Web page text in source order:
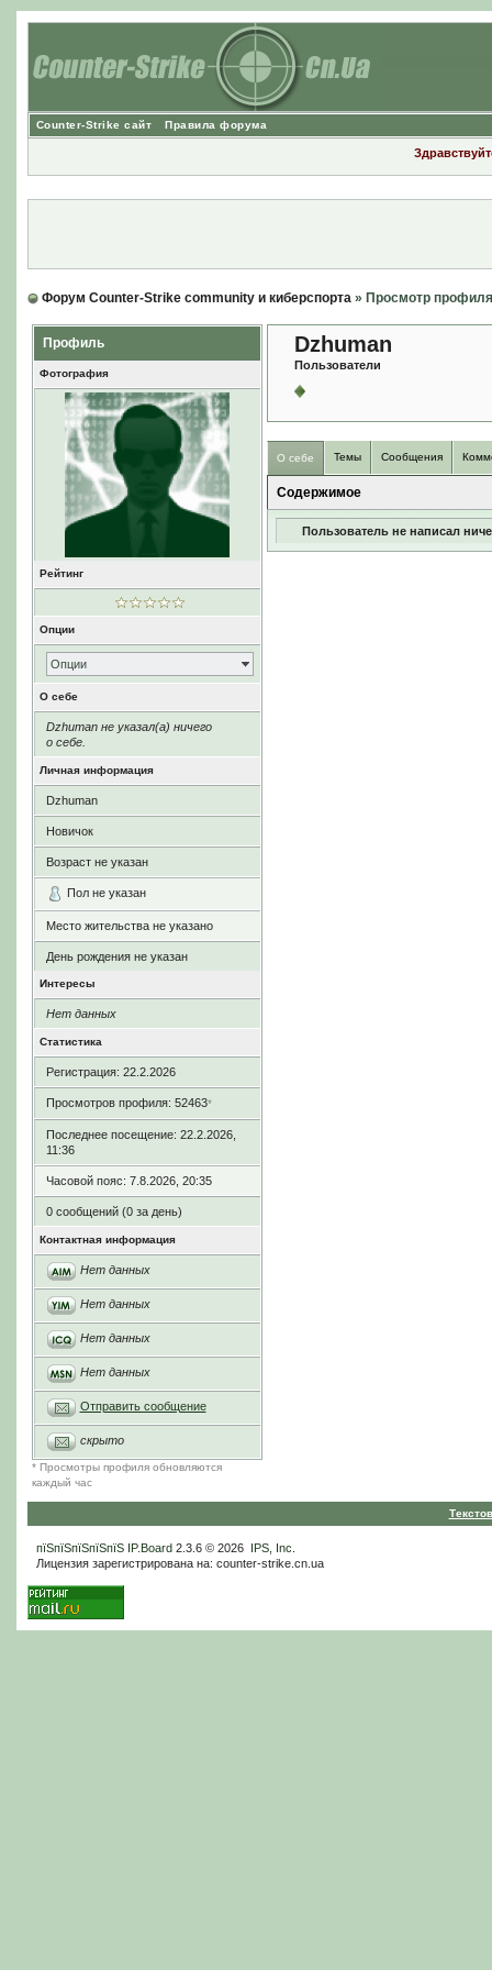
Counter-Strike сайт Правила форума
Форум Counter-Strike community и киберспорта» Просмотр профиля
Профиль
Фотография
Рейтинг
Опции
Опции
О себе
Dzhuman не указал(а) ничего
о себе.
Личная информация
Dzhuman
Новичок
Возраст не указан
Пол не указан
Место жительства не указано
День рождения не указан
Интересы
Нет данных
Статистика
Регистрация: 22.2.2026
Просмотров профиля: 52463*
Последнее посещение: 22.2.2026,
11:36
Часовой пояс: 7.8.2026, 20:35
0 сообщений (0 за день)
Контактная информация
Нет данных
Нет данных
Нет данных
Нет данных
Отправить сообщение
скрыто
* Просмотры профиля обновляются
каждый час
Dzhuman
Пользователи
О себе Темы Сообщения
Содержимое
Пользователь не написал
пїЅпїЅпїЅпїЅпїЅ IP.Board2.3.6 © 2026 IPS, Inc
Лицензия зарегистрирована на: counter-strike.cn.ua